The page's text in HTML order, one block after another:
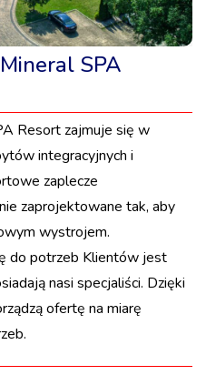
SPA
Resort zajmuje się w
integracyjnych i
zaplecze
zaprojektowane tak, aby
wystrojem.
do potrzeb Klientów jest
nasi specjaliści. Dzięki
ofertę na miarę